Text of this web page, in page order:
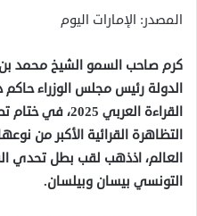
المصدر: الإمارات اليوم
كرم صاحب السمو الشيخ محمد
الدولة رئيس مجلس الوزراء حاكم
القراءة العربي
التظاهرة القرائية الأكبر من
التونسي بيسان وبيلسان.